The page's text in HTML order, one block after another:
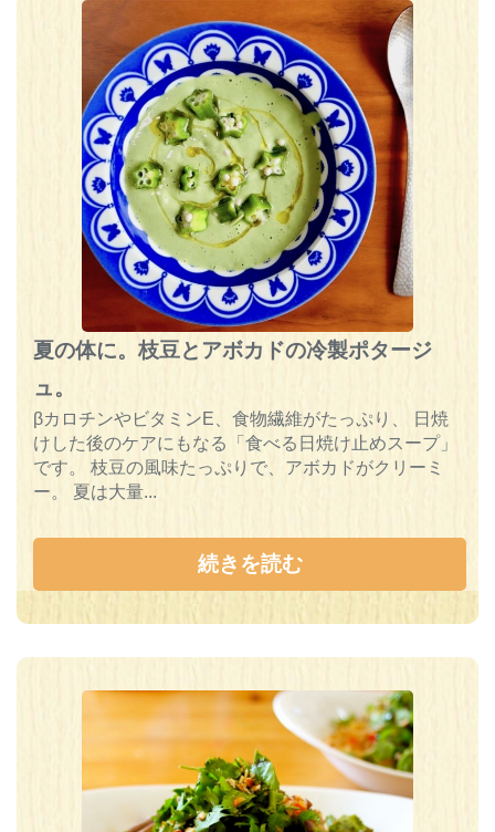
夏の体に。枝豆とアボカドの冷製ポタージ
ュ。
βカロチンやビタミンE、食物繊維がたっぷり、 日焼
けした後のケアにもなる「食べる日焼け止めスープ」
です。 枝豆の風味たっぷりで、アボカドがクリーミ
ー。 夏は大量...
続きを読む